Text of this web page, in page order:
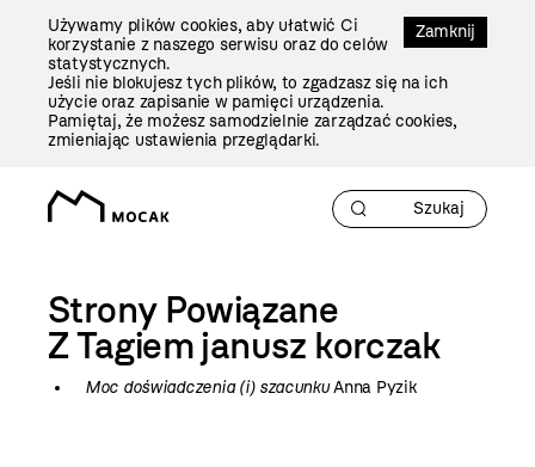
Zamknij
Używamy plików cookies, aby ułatwić Ci
korzystanie z naszego serwisu oraz do celów
statystycznych.
Jeśli nie blokujesz tych plików, to zgadzasz się na ich
użycie oraz zapisanie w pamięci urządzenia.
Pamiętaj, że możesz samodzielnie zarządzać cookies,
zmieniając ustawienia przeglądarki.
Strony Powiązane
Z Tagiemjanusz korczak
Moc doświadczenia (i) szacunkuAnna Pyzik